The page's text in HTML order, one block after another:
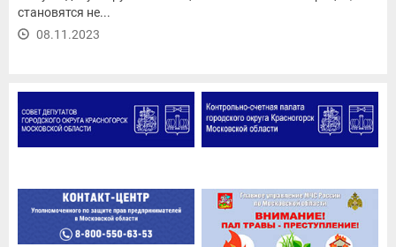
становятся не...
08.11.2023